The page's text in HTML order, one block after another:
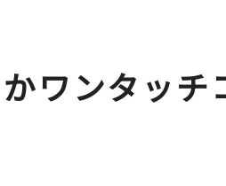
ワンタッ